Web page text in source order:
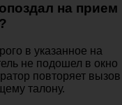
на прием
в указанное на
не подошел в окно
повторяет вызов
талону.